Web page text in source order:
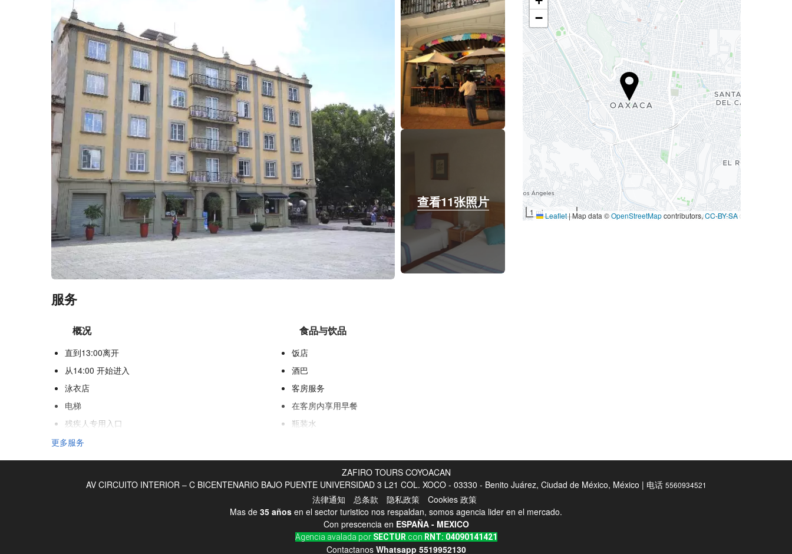
查看11张照片
服务
概况
直到13:00离开
从14:00 开始进入
泳衣店
电梯
残疾人专用入口
不吸烟房
酒店各处禁烟
食品与饮品
饭店
酒巴
客房服务
在客房内享用早餐
瓶装水
互联网
所有区域均提供WiFi
更多服务
−
1 miLeaflet|Map data ©OpenStreetMapcontributors,CC-BY-SA
ZAFIRO TOURS COYOACAN
AV CIRCUITO INTERIOR – C BICENTENARIO BAJO PUENTE UNIVERSIDAD 3 L21 COL. XOCO - 03330 - Benito Juárez, Ciudad de México, México | 电话 5560934521
法律通知 总条款 隐私政策
Cookies 政策
Mas de 35 años en el sector turistico nos respaldan, somos agencia lider en el mercado.
Con prescencia en ESPAÑA - MEXICO
Agencia avalada por SECTUR con RNT: 04090141421
Contactanos Whatsapp 5519952130